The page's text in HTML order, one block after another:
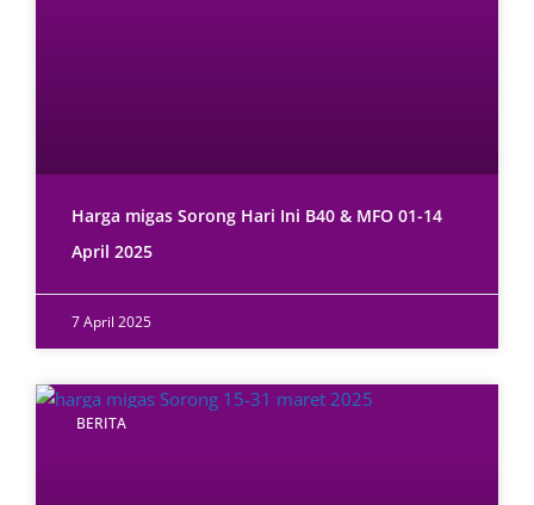
Harga migas Sorong Hari Ini B40 & MFO 01-14
April 2025
7 April 2025
BERITA